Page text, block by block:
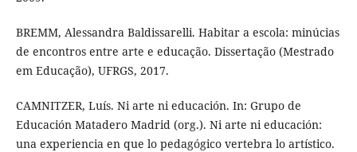
BREMM, Alessandra Baldissarelli. Habitar a escola: minúcias
de encontros entre arte e educação. Dissertação (Mestrado
em Educação), UFRGS, 2017.
CAMNITZER, Luís. Ni arte ni educación. In: Grupo de
Educación Matadero Madrid (org.). Ni arte ni educación:
una experiencia en que lo pedagógico vertebra lo artístico.